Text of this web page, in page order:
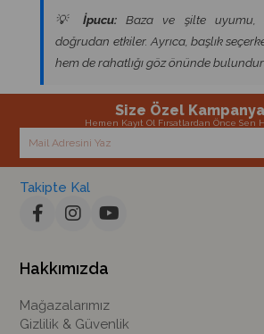
💡İpucu: Baza ve şilte uyumu,
doğrudan etkiler. Ayrıca, başlık
hem de rahatlığı göz önünde
Size Özel
Hemen Kayıt Ol Fırsatlardan Önce Sen
Takipte Kal
Hakkımızda
Mağazalarımız
Gizlilik & Güvenlik